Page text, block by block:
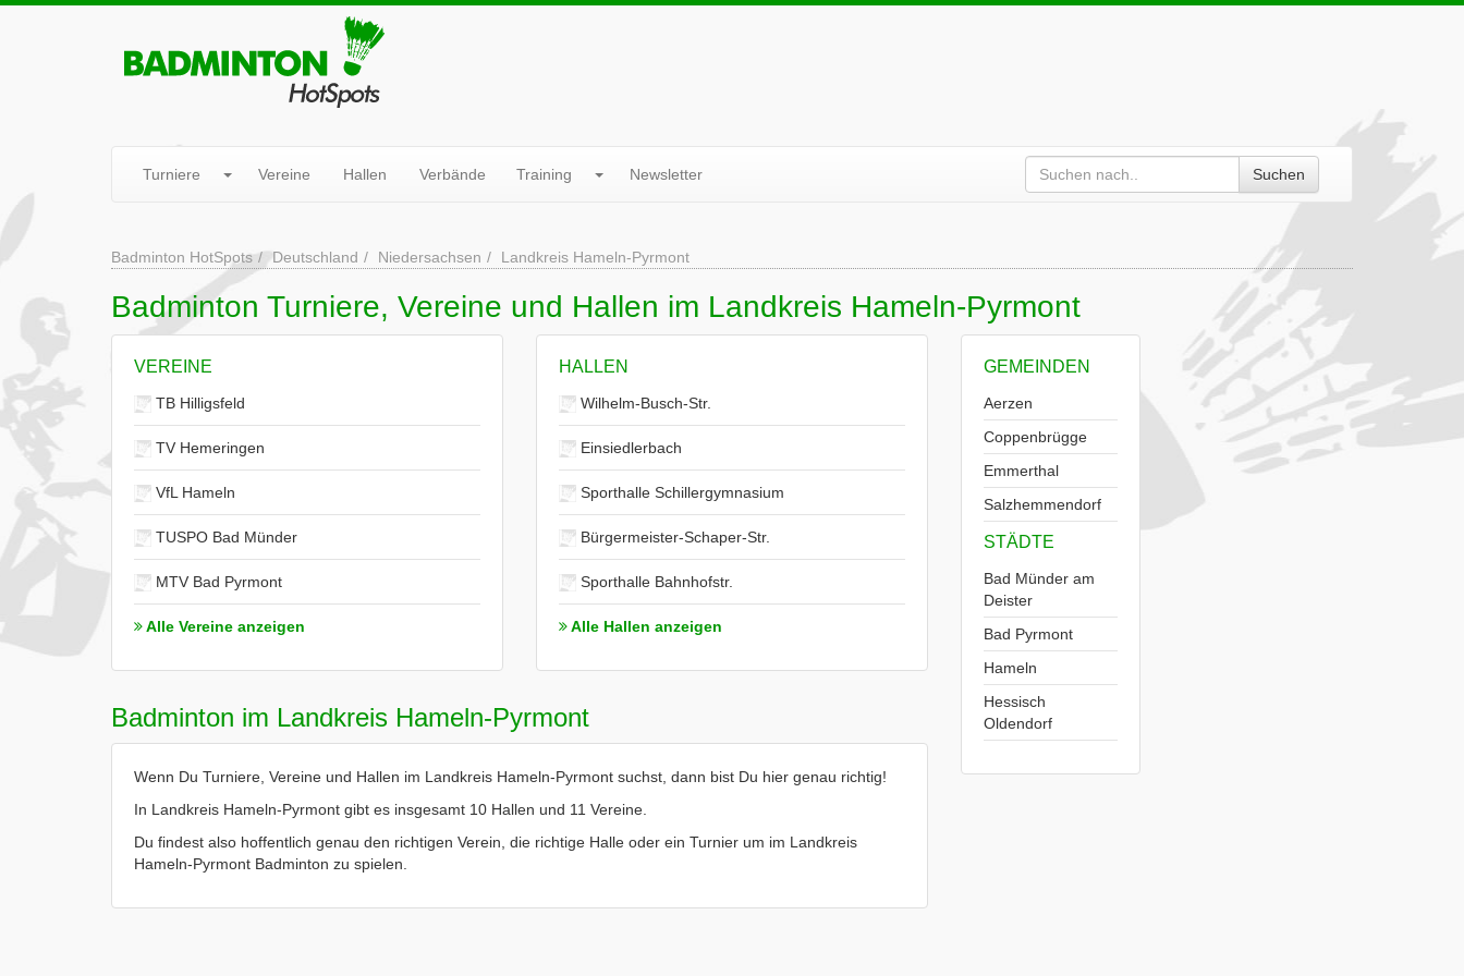
Turniere Vereine Hallen Verbände Training Newsletter Suchen
Badminton HotSpots Deutschland Niedersachsen Landkreis Hameln-Pyrmont
Badminton Turniere, Vereine und Hallen im Landkreis Hameln-Pyrmont
VEREINE
TB Hilligsfeld
TV Hemeringen
VfL Hameln
TUSPO Bad Münder
MTV Bad Pyrmont
Alle Vereine anzeigen
HALLEN
Wilhelm-Busch-Str.
Einsiedlerbach
Sporthalle Schillergymnasium
Bürgermeister-Schaper-Str.
Sporthalle Bahnhofstr.
Alle Hallen anzeigen
Badminton im Landkreis Hameln-Pyrmont
Wenn Du Turniere, Vereine und Hallen im Landkreis Hameln-Pyrmont suchst, dann bist Du hier genau richtig!
In Landkreis Hameln-Pyrmont gibt es insgesamt 10 Hallen und 11 Vereine.
Du findest also hoffentlich genau den richtigen Verein, die richtige Halle oder ein Turnier um im Landkreis
Hameln-Pyrmont Badminton zu spielen.
GEMEINDEN
Aerzen
Coppenbrügge
Emmerthal
Salzhemmendorf
STÄDTE
Bad Münder am
Deister
Bad Pyrmont
Hameln
Hessisch
Oldendorf